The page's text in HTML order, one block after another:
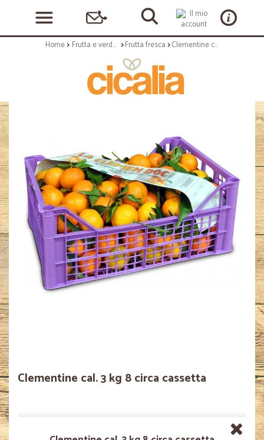
Home Frutta e verdura Frutta fresca Clementine cal. 3 kg 8 circa cassetta
Clementine cal. 3 kg 8 circa cassetta